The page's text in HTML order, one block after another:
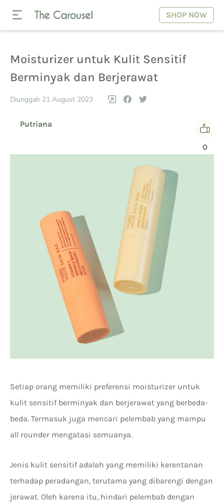
SHOP NOW
Moisturizer untuk Kulit Sensitif
Berminyak dan Berjerawat
Diunggah 21 August 2023
Putriana
0
Setiap orang memiliki preferensi moisturizer untuk
kulit sensitif berminyak dan berjerawat yang berbeda-
beda. Termasuk juga mencari pelembab yang mampu
all rounder mengatasi semuanya.
Jenis kulit sensitif adalah yang memiliki kerentanan
terhadap peradangan, terutama yang dibarengi dengan
jerawat. Oleh karena itu, hindari pelembab dengan